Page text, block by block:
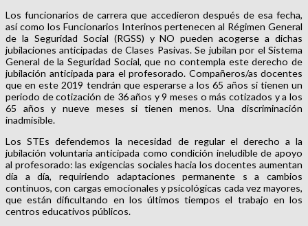
Los funcionarios de carrera que accedieron después de esa fecha,
así como los Funcionarios Interinos pertenecen al Régimen General
de la Seguridad Social (RGSS) y NO pueden acogerse a dichas
jubilaciones anticipadas de Clases Pasivas. Se jubilan por el Sistema
General de la Seguridad Social, que no contempla este derecho de
jubilación anticipada para el profesorado. Compañeros/as docentes
que en este 2019 tendrán que esperarse a los 65 años si tienen un
periodo de cotización de 36 años y 9 meses o más cotizados y a los
65 años y nueve meses si tienen menos. Una discriminación
inadmisible.
Los STEs defendemos la necesidad de regular el derecho a la
jubilación voluntaria anticipada como condición ineludible de apoyo
al profesorado: las exigencias sociales hacia los docentes aumentan
día a día, requiriendo adaptaciones permanente s a cambios
continuos, con cargas emocionales y psicológicas cada vez mayores,
que están dificultando en los últimos tiempos el trabajo en los
centros educativos públicos.